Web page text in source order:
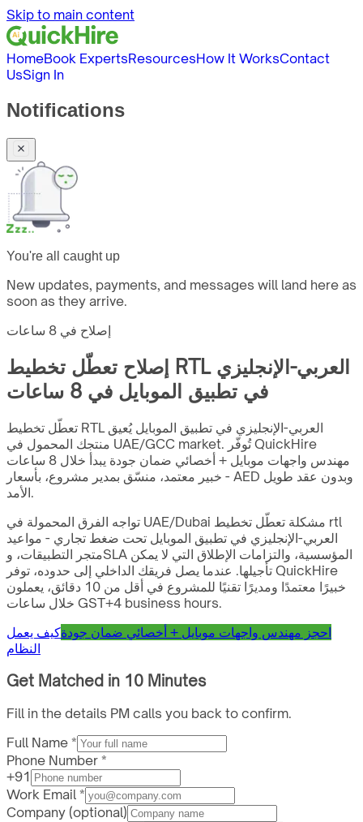
Skip to main content
HomeBook ExpertsResourcesHow It WorksContact
UsSign In
Notifications
You're all caught up
New updates, payments, and messages will land here as
soon as they arrive.
إصلاح في 8 ساعات
إصلاح تعطّل تخطيط RTL العربي-الإنجليزي
في تطبيق الموبايل في 8 ساعات
تعطّل تخطيط RTL العربي-الإنجليزي في تطبيق الموبايل يُعيق
منتجك المحمول في UAE/GCC market. تُوفّر QuickHire
مهندس واجهات موبايل + أخصائي ضمان جودة يبدأ خلال 8 ساعات
- خبير معتمد، منسّق بمدير مشروع، بأسعار AED وبدون عقد طويل
الأمد.
تواجه الفرق المحمولة في UAE/Dubai مشكلة تعطّل تخطيط rtl
العربي-الإنجليزي في تطبيق الموبايل تحت ضغط تجاري - مواعيد
متجر التطبيقات، وSLA المؤسسية، والتزامات الإطلاق التي لا يمكن
تأجيلها. عندما يصل فريقك الداخلي إلى حدوده، توفر QuickHire
خبيرًا معتمدًا ومديرًا تقنيًا للمشروع في أقل من 10 دقائق، يعملون
خلال ساعات GST+4 business hours.
احجز مهندس واجهات موبايل + أخصائي ضمان جودةكيف يعمل
النظام
Get Matched in 10 Minutes
Fill in the details PM calls you back to confirm.
Full Name *
Phone Number *
+91
Work Email *
Company (optional)